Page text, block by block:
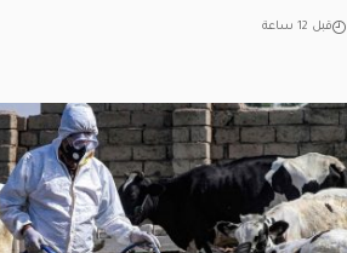
قبل 12 ساعة